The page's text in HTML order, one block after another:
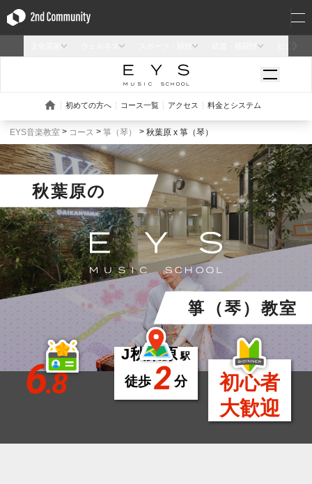
EYS音楽教室 コース 箏（琴） 秋葉原 x 箏（琴）
秋葉原の
箏（琴）教室
6.8
J秋葉原 駅
徒歩2分
初心者
大歓迎